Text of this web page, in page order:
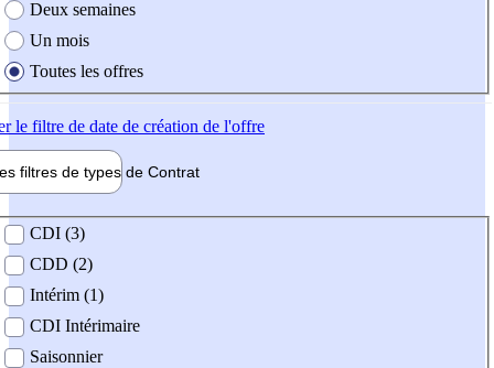
Deux semaines
Un mois
Toutes les offres
le filtre de date de création de l'offre
filtres de types de Contrat
contrat
CDI (3)
CDD (2)
Intérim (1)
CDI Intérimaire
Saisonnier